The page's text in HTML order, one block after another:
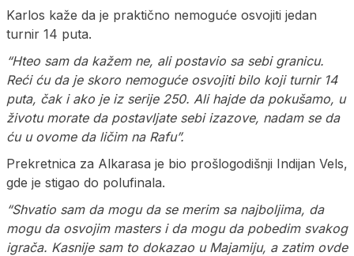
Karlos kaže da je praktično nemoguće osvojiti jedan
turnir 14 puta.
“Hteo sam da kažem ne, ali postavio sa sebi granicu.
Reći ću da je skoro nemoguće osvojiti bilo koji turnir 14
puta, čak i ako je iz serije 250. Ali hajde da pokušamo, u
životu morate da postavljate sebi izazove, nadam se da
ću u ovome da ličim na Rafu”.
Prekretnica za Alkarasa je bio prošlogodišnji Indijan Vels,
gde je stigao do polufinala.
“Shvatio sam da mogu da se merim sa najboljima, da
mogu da osvojim masters i da mogu da pobedim svakog
igrača. Kasnije sam to dokazao u Majamiju, a zatim ovde